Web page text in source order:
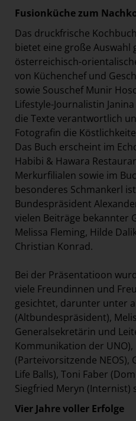
Fusionküche zum
Das druckfrische
bietet eine große Auswahl
österreichisch-
von Küchenchef und
sowie Souschef Munir
Lifestyle-Journalistin
die Texte verantwortlich
Fotografin die
Das Buch erscheint im
Habibi & Hawara
Merkurfilialen sowie im
besonderes Schmankerl
Bundespräsident
vielen Beiträge bekannter
Melissa Fleming, Hilde
Christian Konrad.
Bei der Präsentatioon
viele Freundinnen und
gesichtet, darunter unter
(Altbundespräsident),
Generalsekretärin und
Kommunikation der
(Parteivorsitzende NEOS),
Life Balls), Toni Faber
Siegfried Meryn (Internist)
Vier Jahre voller Erfolge